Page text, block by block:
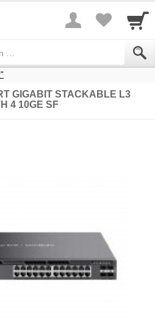
GIGABIT STACKABLE L3
4 10GE SF